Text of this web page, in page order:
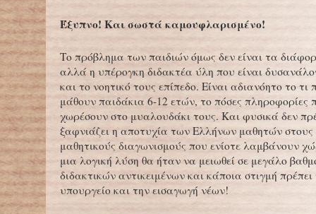
Έξυπνο! Και σωστά καμουφλαρισμένο!
Το πρόβλημα των παιδιών όμως δεν είναι τα
αλλά η υπέρογκη διδακτέα ύλη που είναι
και το νοητικό τους επίπεδο. Είναι αδιανόητο το τι
μάθουν παιδάκια 6-12 ετών, το πόσες πληροφορίες
χωρέσουν στο μυαλουδάκι τους. Και φυσικά δεν
ξαφνιάζει η αποτυχία των Ελλήνων μαθητών
μαθητικούς διαγωνισμούς που ενίοτε λαμβάνουν
μια λογική λύση θα ήταν να μειωθεί σε μεγάλο
διδακτικών αντικειμένων και κάποια στιγμή
υπουργείο και την εισαγωγή νέων!